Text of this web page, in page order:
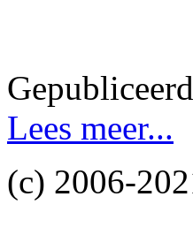
Lees meer...
(c) 2006-